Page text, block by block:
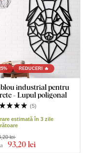
REDUCERI 🔥
industrial pentru
- Lupul poligonal
(5)
estimată în 3 zile
93,20 lei
lei